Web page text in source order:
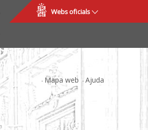
Webs oficials
Mapa web Ajuda